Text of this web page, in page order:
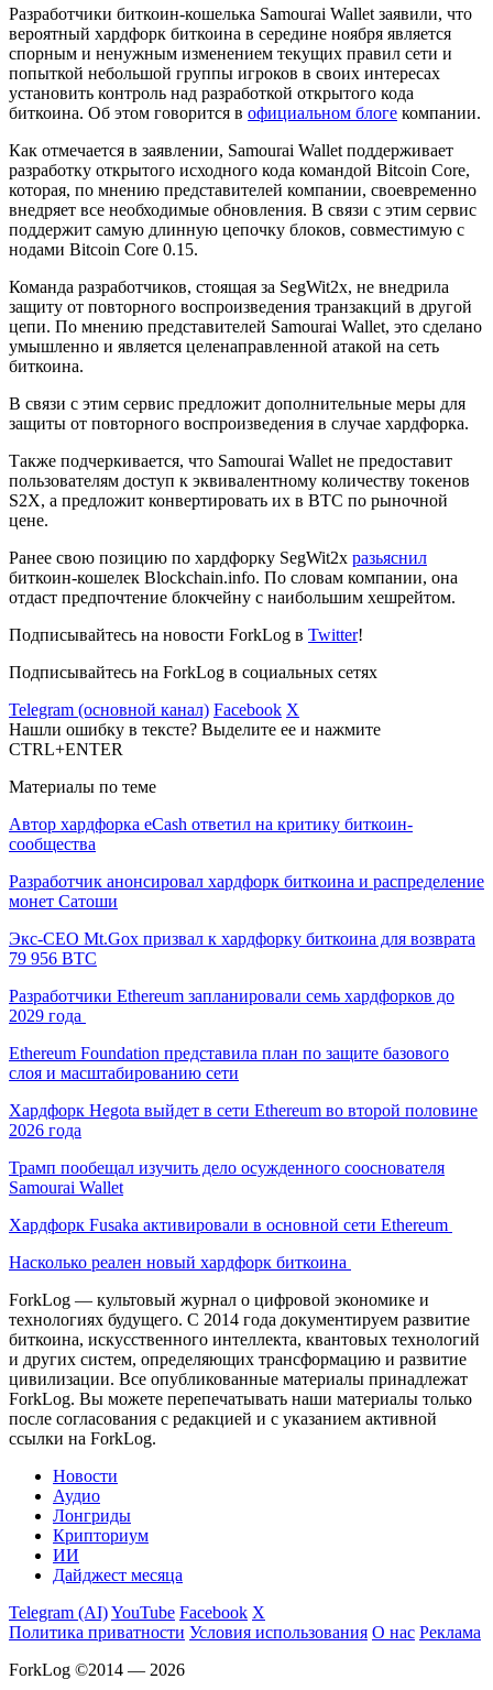
Разработчики биткоин-кошелька Samourai Wallet заявили, что
вероятный хардфорк биткоина в середине ноября является
спорным и ненужным изменением текущих правил сети и
попыткой небольшой группы игроков в своих интересах
установить контроль над разработкой открытого кода
биткоина. Об этом говорится в официальном блоге компании.
Как отмечается в заявлении, Samourai Wallet поддерживает
разработку открытого исходного кода командой Bitcoin Core,
которая, по мнению представителей компании, своевременно
внедряет все необходимые обновления. В связи с этим сервис
поддержит самую длинную цепочку блоков, совместимую с
нодами Bitcoin Core 0.15.
Команда разработчиков, стоящая за SegWit2x, не внедрила
защиту от повторного воспроизведения транзакций в другой
цепи. По мнению представителей Samourai Wallet, это сделано
умышленно и является целенаправленной атакой на сеть
биткоина.
В связи с этим сервис предложит дополнительные меры для
защиты от повторного воспроизведения в случае хардфорка.
Также подчеркивается, что Samourai Wallet не предоставит
пользователям доступ к эквивалентному количеству токенов
S2X, а предложит конвертировать их в BTC по рыночной
цене.
Ранее свою позицию по хардфорку SegWit2x разьяснил
биткоин-кошелек Blockchain.info. По словам компании, она
отдаст предпочтение блокчейну с наибольшим хешрейтом.
Подписывайтесь на новости ForkLog в Twitter!
Подписывайтесь на ForkLog в социальных сетях
Telegram (основной канал) Facebook X
Нашли ошибку в тексте? Выделите ее и нажмите
CTRL+ENTER
Материалы по теме
Автор хардфорка eCash ответил на критику биткоин-
сообщества
Разработчик анонсировал хардфорк биткоина и распределение
монет Сатоши
Экс-CEO Mt.Gox призвал к хардфорку биткоина для возврата
79 956 BTC
Разработчики Ethereum запланировали семь хардфорков до
2029 года
Ethereum Foundation представила план по защите базового
слоя и масштабированию сети
Хардфорк Hegota выйдет в сети Ethereum во второй половине
2026 года
Трамп пообещал изучить дело осужденного сооснователя
Samourai Wallet
Хардфорк Fusaka активировали в основной сети Ethereum
Насколько реален новый хардфорк биткоина
ForkLog — культовый журнал о цифровой экономике и
технологиях будущего. С 2014 года документируем развитие
биткоина, искусственного интеллекта, квантовых технологий
и других систем, определяющих трансформацию и развитие
цивилизации. Все опубликованные материалы принадлежат
ForkLog. Вы можете перепечатывать наши материалы только
после согласования с редакцией и с указанием активной
ссылки на ForkLog.
Новости
Аудио
Лонгриды
Крипториум
ИИ
Дайджест месяца
Telegram (AI)YouTube Facebook X
Политика приватности Условия использования О нас Реклама
ForkLog ©2014 — 2026